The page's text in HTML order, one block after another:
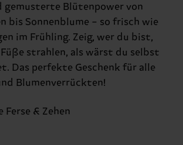
gemusterte Blütenpower von
bis Sonnenblume – so frisch wie
im Frühling. Zeig, wer du bist,
strahlen, als wärst du selbst
Das perfekte Geschenk für alle
Blumenverrückten!
& Zehen